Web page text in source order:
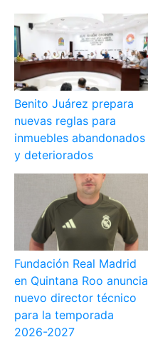
Benito Juárez prepara
nuevas reglas para
inmuebles abandonados
y deteriorados
Fundación Real Madrid
en Quintana Roo anuncia
nuevo director técnico
para la temporada
2026-2027